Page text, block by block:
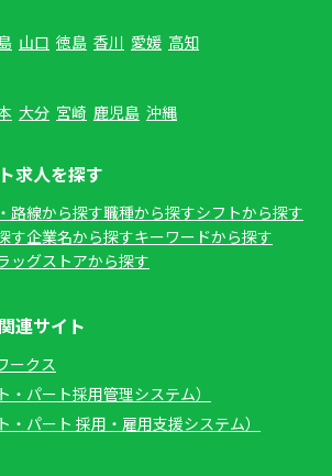
山口 徳島 香川 愛媛 高知
大分 宮崎 鹿児島 沖縄
求人を探す
路線から探す職種から探すシフトから探す
す企業名から探すキーワードから探す
ッグストアから探す
連サイト
ークス
・パート採用管理システム）
・パート 採用・雇用支援システム）